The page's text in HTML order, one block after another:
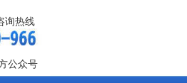
询热线
公众号